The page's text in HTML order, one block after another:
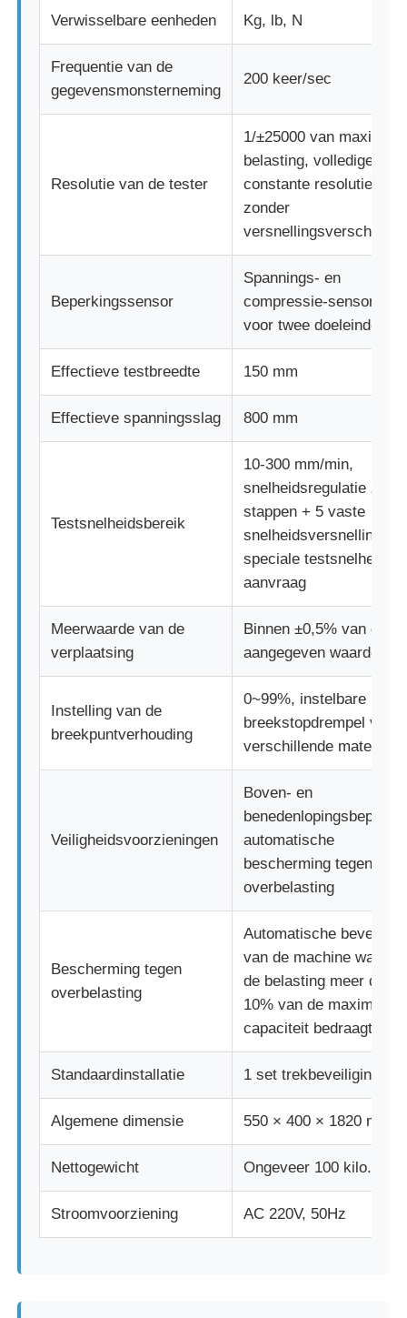
stof testmachine
Temperatuur en Vochtigheidscontrolemechanisme
Verwisselbare eenheden Kg, lb, N
Frequentie van de
gegevensmonsterneming
200 keer/sec
Resolutie van de tester
1/±25000 van maximale
belasting, volledige
constante resolutie
zonder
Beperkingssensor
Spannings- en
compressie-sensoren
voor twee doeleinden
Effectieve testbreedte 150 mm
Effectieve spanningsslag 800 mm
Testsnelheidsbereik
10-300 mm/min,
snelheidsregulatie
stappen + 5 vaste
snelheidsversnellingen;
speciale testsnelheid op
aanvraag
Meerwaarde van de
verplaatsing
Binnen ±0,5% van de
aangegeven waarde
Instelling van de
breekpuntverhouding
0~99%, instelbare
breekstopdrempel voor
verschillende
Veiligheidsvoorzieningen
Boven- en
automatische
bescherming tegen
overbelasting
Bescherming tegen
overbelasting
Automatische
van de machine
de belasting meer dan
10% van de maximale
capaciteit bedraagt
Standaardinstallatie 1 set trekbeveiliging
Algemene dimensie 550 × 400 × 1820 mm
Nettogewicht Ongeveer 100 kilo.
Stroomvoorziening AC 220V, 50Hz